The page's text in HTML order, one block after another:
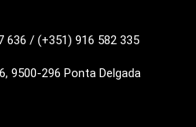
636 / (+351) 916 582 335
9500-296 Ponta Delgada